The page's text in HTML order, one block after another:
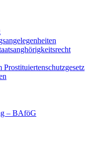
Prostituiertenschutzgesetz
– BAföG